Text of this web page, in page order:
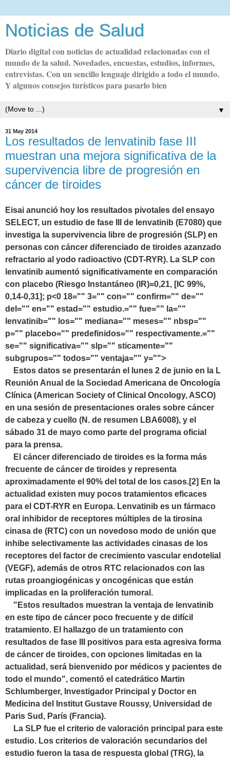
Noticias de Salud
Diario digital con noticias de actualidad relacionadas con el
mundo de la salud. Novedades, encuestas, estudios, informes,
entrevistas. Con un sencillo lenguaje dirigido a todo el mundo.
Y algunos consejos turísticos para pasarlo bien
▼
31 May 2014
Los resultados de lenvatinib fase III
muestran una mejora significativa de la
supervivencia libre de progresión en
cáncer de tiroides
Eisai anunció hoy los resultados pivotales del ensayo
SELECT, un estudio de fase III de lenvatinib (E7080) que
investiga la supervivencia libre de progresión (SLP) en
personas con cáncer diferenciado de tiroides azanzado
refractario al yodo radioactivo (CDT-RYR). La SLP con
lenvatinib aumentó significativamente en comparación
con placebo (Riesgo Instantáneo (IR)=0,21, [IC 99%,
0,14-0,31]; p<0 18="" 3="" con="" confirm="" de=""
del="" en="" estad="" estudio.="" fue="" la=""
lenvatinib="" los="" mediana="" meses="" nbsp=""
p="" placebo="" predefinidos="" respectivamente.=""
se="" significativa="" slp="" sticamente=""
subgrupos="" todos="" ventaja="" y="">
Estos datos se presentarán el lunes 2 de junio en la L
Reunión Anual de la Sociedad Americana de Oncología
Clínica (American Society of Clinical Oncology, ASCO)
en una sesión de presentaciones orales sobre cáncer
de cabeza y cuello (N. de resumen LBA6008), y el
sábado 31 de mayo como parte del programa oficial
para la prensa.
El cáncer diferenciado de tiroides es la forma más
frecuente de cáncer de tiroides y representa
aproximadamente el 90% del total de los casos.[2] En la
actualidad existen muy pocos tratamientos eficaces
para el CDT-RYR en Europa. Lenvatinib es un fármaco
oral inhibidor de receptores múltiples de la tirosina
cinasa de (RTC) con un novedoso modo de unión que
inhibe selectivamente las actividades cinasas de los
receptores del factor de crecimiento vascular endotelial
(VEGF), además de otros RTC relacionados con las
rutas proangiogénicas y oncogénicas que están
implicadas en la proliferación tumoral.
"Estos resultados muestran la ventaja de lenvatinib
en este tipo de cáncer poco frecuente y de difícil
tratamiento. El hallazgo de un tratamiento con
resultados de fase III positivos para esta agresiva forma
de cáncer de tiroides, con opciones limitadas en la
actualidad, será bienvenido por médicos y pacientes de
todo el mundo", comentó el catedrático Martin
Schlumberger, Investigador Principal y Doctor en
Medicina del Institut Gustave Roussy, Universidad de
Paris Sud, París (Francia).
La SLP fue el criterio de valoración principal para este
estudio. Los criterios de valoración secundarios del
estudio fueron la tasa de respuesta global (TRG), la